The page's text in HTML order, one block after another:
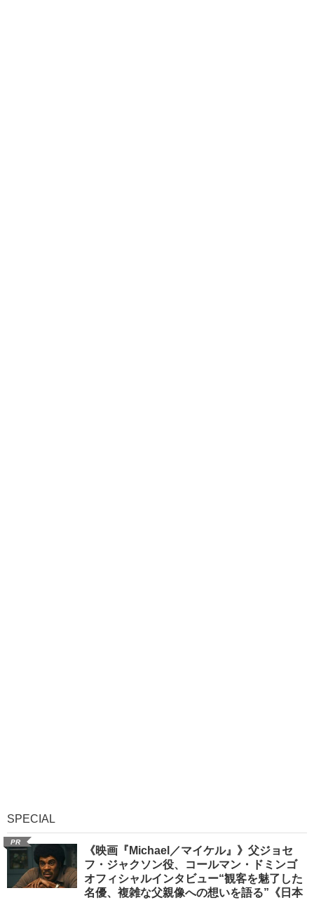
SPECIAL
PR
《映画『Michael／マイケル』》父ジョセ
フ・ジャクソン役、コールマン・ドミンゴ
オフィシャルインタビュー“観客を魅了した
名優、複雑な父親像への想いを語る”《日本